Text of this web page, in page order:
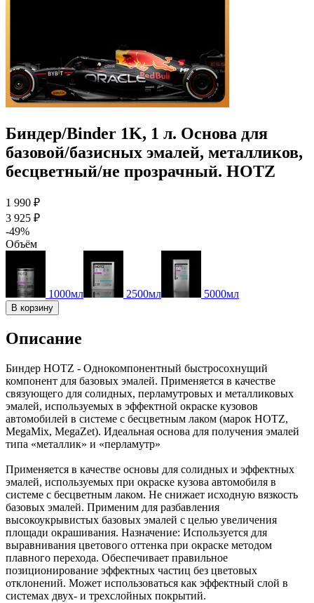
Биндер/Binder 1K, 1 л. Основа для
базовой/базисных эмалей, металликов,
бесцветный/не прозрачный. HOTZ
1 990 ₽
3 925 ₽
-49%
Объём
1000мл 2500мл 5000мл
В корзину
Описание
Биндер HOTZ - Однокомпонентный быстросохнущий
компонент для базовых эмалей. Применяется в качестве
связующего для солидных, перламутровых и металликовых
эмалей, используемых в эффектной окраске кузовов
автомобилей в системе с бесцветным лаком (марок HOTZ,
MegaMix, MegaZet). Идеальная основа для получения эмалей
типа «металлик» и «перламутр»
Применяется в качестве основы для солидных и эффектных
эмалей, используемых при окраске кузова автомобиля в
системе с бесцветным лаком. Не снижает исходную вязкость
базовых эмалей. Применим для разбавления
высокоукрывистых базовых эмалей с целью увеличения
площади окрашивания. Назначение: Используется для
выравнивания цветового оттенка при окраске методом
плавного перехода. Обеспечивает правильное
позиционирование эффектных частиц без цветовых
отклонений. Может использоваться как эффектный слой в
системах двух- и трехслойных покрытий.